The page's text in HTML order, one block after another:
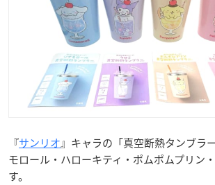
『サンリオ』キャラの「真空断熱タンブラ
モロール・ハローキティ・ポムポムプリン
す。